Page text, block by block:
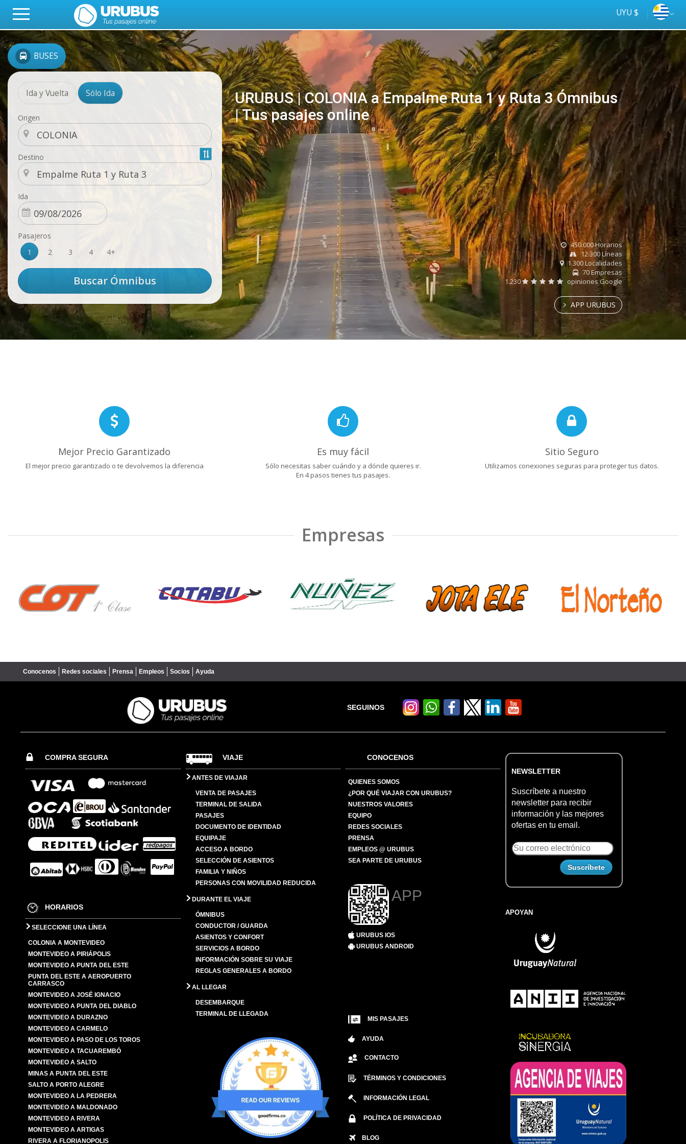
UYU $
BUSES
Ida y Vuelta Sólo Ida
Origen
Destino
Ida
Pasajeros
1
2 3 4 4+
URUBUS | COLONIA a Empalme Ruta 1 y Ruta 3 Ómnibus
| Tus pasajes online
online
Tus
ómnibus
450.000 Horarios
12.300 Líneas
1.300 Localidades
70 Empresas
1.230
opiniones Google
APP URUBUS
Mejor Precio Garantizado
El mejor precio garantizado o te devolvemos la diferencia
Es muy fácil
Sólo necesitas saber cuándo y a dónde quieres ir.
En 4 pasos tienes tus pasajes.
Sitio Seguro
Utilizamos conexiones seguras para proteger tus datos.
Empresas
Conocenos Redes sociales Prensa Empleos Socios Ayuda
SEGUINOS
COMPRA SEGURA
HORARIOS
SELECCIONE UNA LÍNEA
COLONIA A MONTEVIDEO
MONTEVIDEO A PIRIÁPOLIS
MONTEVIDEO A PUNTA DEL ESTE
PUNTA DEL ESTE A AEROPUERTO
CARRASCO
MONTEVIDEO A JOSÉ IGNACIO
MONTEVIDEO A PUNTA DEL DIABLO
MONTEVIDEO A DURAZNO
MONTEVIDEO A CARMELO
MONTEVIDEO A PASO DE LOS TOROS
MONTEVIDEO A TACUAREMBÓ
MONTEVIDEO A SALTO
MINAS A PUNTA DEL ESTE
SALTO A PORTO ALEGRE
MONTEVIDEO A LA PEDRERA
MONTEVIDEO A MALDONADO
MONTEVIDEO A RIVERA
MONTEVIDEO A ARTIGAS
RIVERA A FLORIANOPOLIS
VIAJE
ANTES DE VIAJAR
VENTA DE PASAJES
TERMINAL DE SALIDA
PASAJES
DOCUMENTO DE IDENTIDAD
EQUIPAJE
ACCESO A BORDO
SELECCIÓN DE ASIENTOS
FAMILIA Y NIÑOS
PERSONAS CON MOVILIDAD REDUCIDA
DURANTE EL VIAJE
ÓMNIBUS
CONDUCTOR / GUARDA
ASIENTOS Y CONFORT
SERVICIOS A BORDO
INFORMACIÓN SOBRE SU VIAJE
REGLAS GENERALES A BORDO
AL LLEGAR
DESEMBARQUE
TERMINAL DE LLEGADA
CONOCENOS
QUIENES SOMOS
¿POR QUÉ VIAJAR CON URUBUS?
NUESTROS VALORES
EQUIPO
REDES SOCIALES
PRENSA
EMPLEOS @ URUBUS
SEA PARTE DE URUBUS
APP
URUBUS IOS
URUBUS ANDROID
MIS PASAJES
AYUDA
CONTACTO
TÉRMINOS Y CONDICIONES
INFORMACIÓN LEGAL
POLÍTICA DE PRIVACIDAD
BLOG
NEWSLETTER
Suscríbete a nuestro
newsletter para recibir
información y las mejores
ofertas en tu email.
APOYAN